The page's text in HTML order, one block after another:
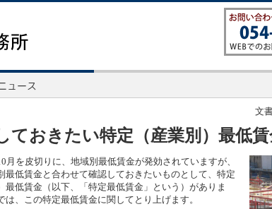
文
ておきたい特定（産業別）最低
月を皮切りに、地域別最低賃金が発効されていますが、
最低賃金と合わせて確認しておきたいものとして、特定
最低賃金（以下、「特定最低賃金」という）がありま
は、この特定最低賃金に関してとり上げます。